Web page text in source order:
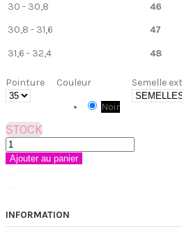
30 - 30,8
46
30,8 - 31,6
47
31,6 - 32,4
48
Pointure Couleur
Noir
Semelle
STOCK
Ajouter au panier
INFORMATION